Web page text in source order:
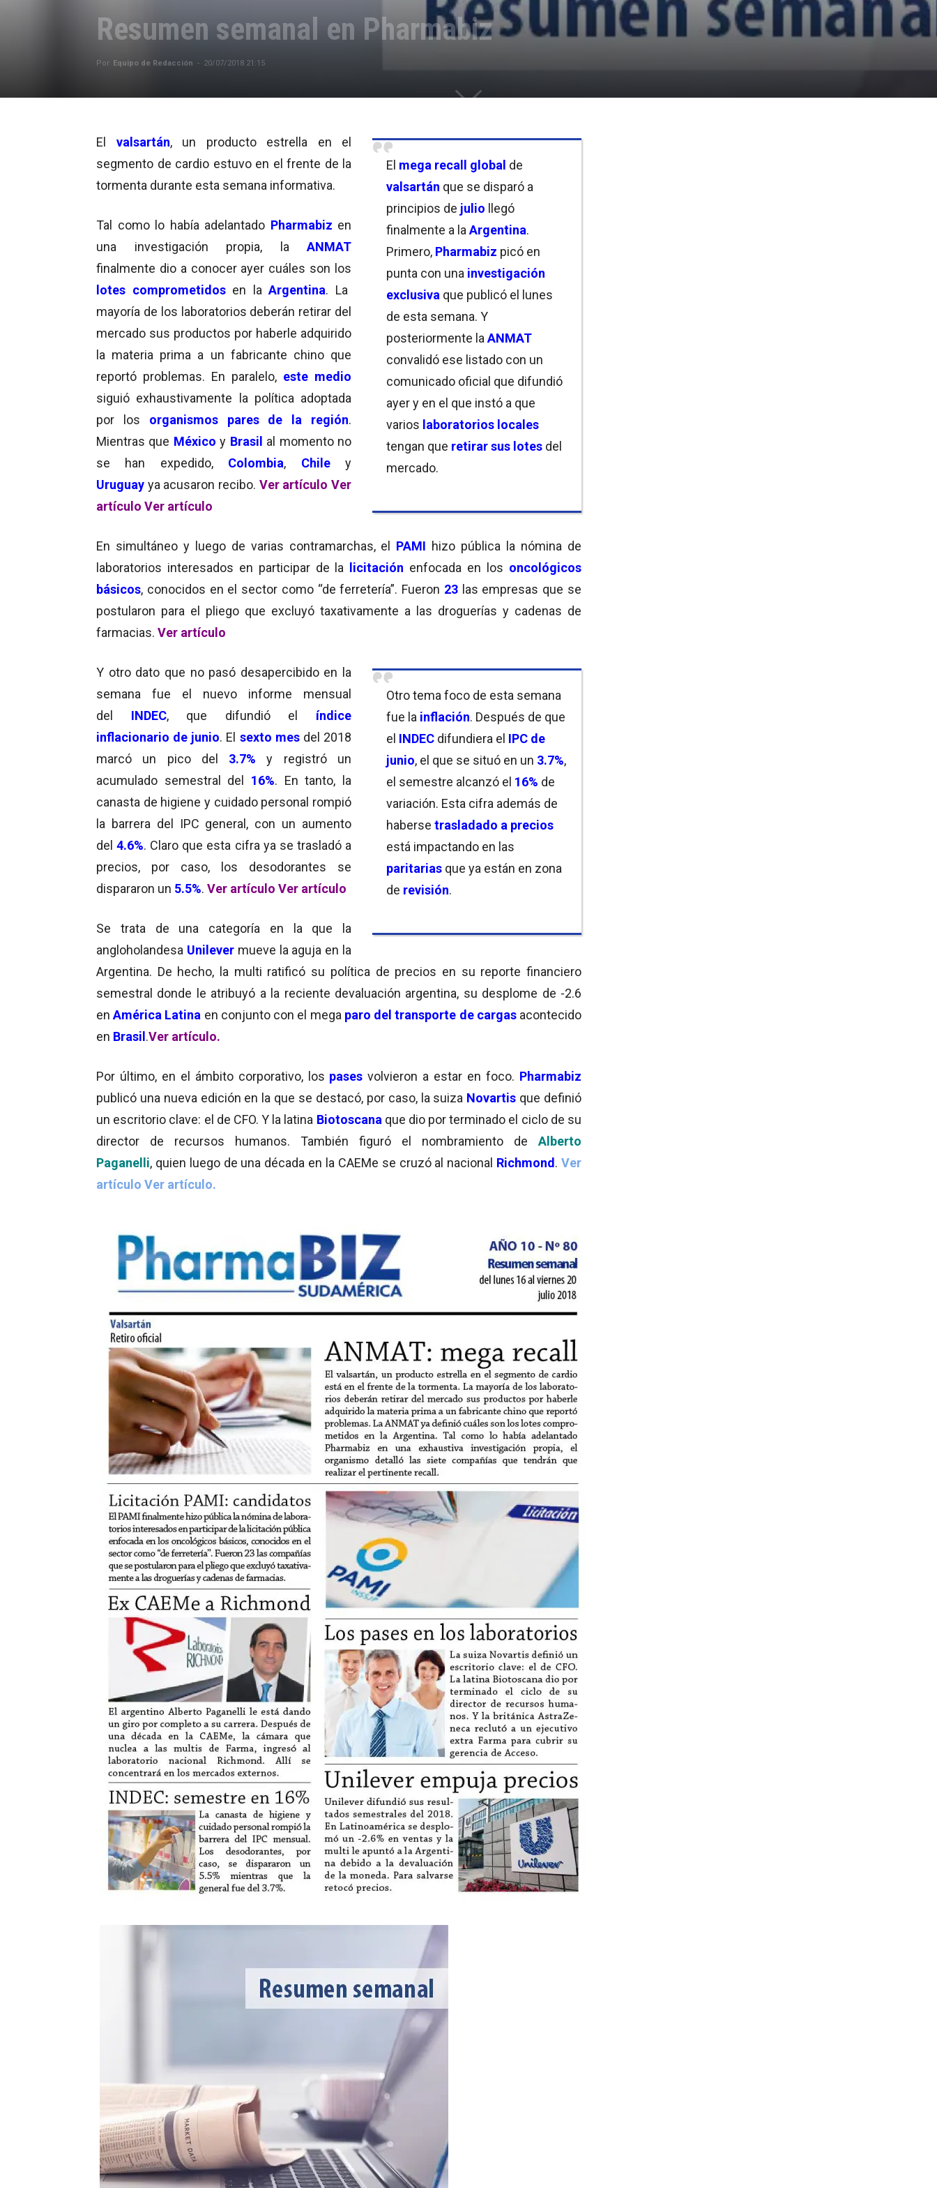
Resumen semanal en Pharmabiz
Por Equipo de Redacción - 20/07/2018 21:15
El mega recall global de
valsartán que se disparó a
principios de julio llegó
finalmente a la Argentina.
Primero, Pharmabiz picó en
punta con una investigación
exclusiva que publicó el lunes
de esta semana. Y
posteriormente la ANMAT
convalidó ese listado con un
comunicado oficial que difundió
ayer y en el que instó a que
varios laboratorios locales
tengan que retirarsus lotes del
mercado.
El valsartán, un producto estrella en el
segmento de cardio estuvo en el frente de la
tormenta durante esta semana informativa.
Tal como lo había adelantado Pharmabiz en
una investigación propia, la ANMAT
finalmente dio a conocer ayer cuáles son los
lotes comprometidosen la Argentina. La
mayoría de los laboratorios deberán retirar del
mercado sus productos por haberle adquirido
la materia prima a un fabricante chino que
reportó problemas. En paralelo, este medio
siguió exhaustivamente la política adoptada
por los organismos pares de la región.
Mientras que México y Brasil al momento no
se han expedido, Colombia, Chile
y
Uruguay ya acusaron recibo. Ver artículo Ver
artículo Ver artículo
En simultáneo y luego de varias contramarchas, el PAMI hizo pública la nómina de
laboratorios interesados en participar de la licitación enfocada en los oncológicos
básicos, conocidos en el sector como “de ferretería”. Fueron 23las empresas que se
postularon para el pliego que excluyó taxativamente a las droguerías y cadenas de
farmacias. Ver artículo
Otro tema foco de esta semana
fue la inflación. Después de que
el INDEC difundiera el IPC de
junio, el que se situó en un 3.7%,
el semestre alcanzó el 16% de
variación. Esta cifra además de
haberse trasladado a precios
está impactando en las
paritarias que ya están en zona
de revisión.
Y otro dato que no pasó desapercibido en la
semana fue el nuevo informe mensual
del INDEC, que difundió el índice
inflacionario de junio. El sexto mes del 2018
marcó un pico del 3.7% y registró un
acumulado semestral del 16%. En tanto, la
canasta de higiene y cuidado personal rompió
la barrera del IPC general, con un aumento
del4.6%. Claro que esta cifra ya se trasladó a
precios, por caso, los desodorantes se
dispararon un 5.5%. Ver artículo Ver artículo
Se trata de una categoría en la que la
angloholandesa Unilevermueve la aguja en la
Argentina. De hecho, la multi ratificó su política de precios en su reporte financiero
semestral donde le atribuyó a la reciente devaluación argentina, su desplome de -2.6
enAmérica Latina en conjunto con el mega paro del transporte de cargas acontecido
en Brasil.Ver artículo.
Por último, en el ámbito corporativo, los pases volvieron a estar en foco. Pharmabiz
publicó una nueva edición en la que se destacó, por caso, la suiza Novartis que definió
un escritorio clave: el de CFO. Y la latina Biotoscana que dio por terminado el ciclo de su
director de recursos humanos. También figuró el nombramiento de Alberto
Paganelli, quien luego de una década en la CAEMe se cruzó al nacional Richmond.Ver
artículo Ver artículo.